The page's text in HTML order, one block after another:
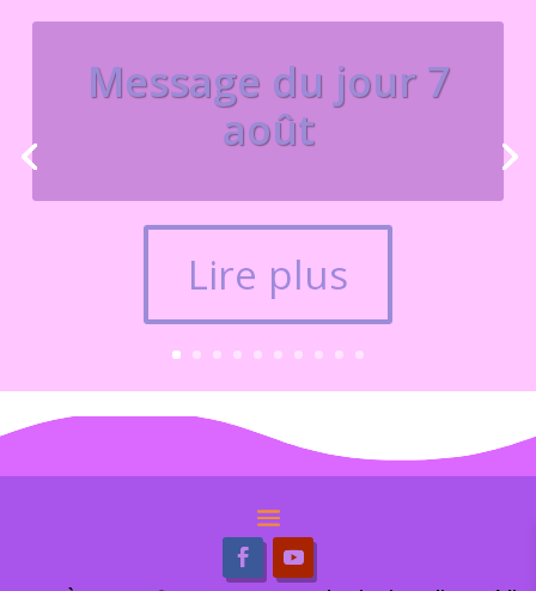
Message du jour 7
août
Lire plus